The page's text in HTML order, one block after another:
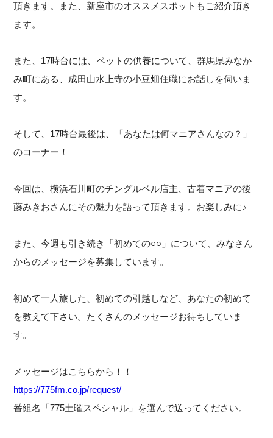
頂きます。また、新座市のオススメスポットもご紹介頂き
ます。
また、17時台には、ペットの供養について、群馬県みなか
み町にある、成田山水上寺の小豆畑住職にお話しを伺いま
す。
そして、17時台最後は、「あなたは何マニアさんなの？」
のコーナー！
今回は、横浜石川町のチングルベル店主、古着マニアの後
藤みきおさんにその魅力を語って頂きます。お楽しみに♪
また、今週も引き続き「初めての○○」について、みなさん
からのメッセージを募集しています。
初めて一人旅した、初めての引越しなど、あなたの初めて
を教えて下さい。たくさんのメッセージお待ちしていま
す。
メッセージはこちらから！！
https://775fm.co.jp/request/
番組名「775土曜スペシャル」を選んで送ってください。